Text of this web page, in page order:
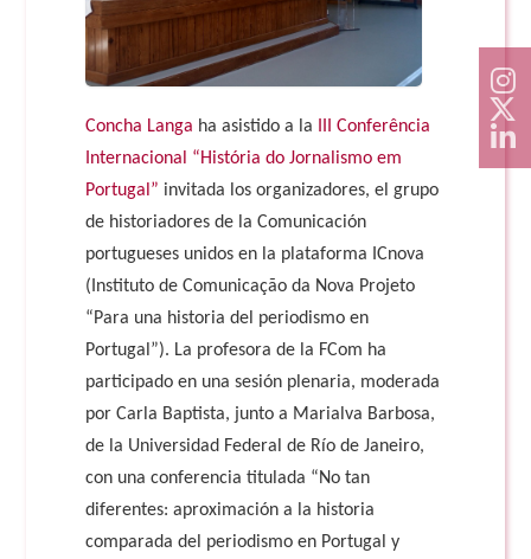
Concha Langa ha asistido a la
III Conferência
Internacional “História do Jornalismo em
Portugal” invitada los organizadores, el grupo
de historiadores de la Comunicación
portugueses unidos en la plataforma ICnova
(Instituto de Comunicação da Nova Projeto
“Para una historia del periodismo en
Portugal”). La profesora de la FCom ha
participado en una sesión plenaria, moderada
por Carla Baptista, junto a Marialva Barbosa,
de la Universidad Federal de Río de Janeiro,
con una conferencia titulada “No tan
diferentes: aproximación a la historia
comparada del periodismo en Portugal y